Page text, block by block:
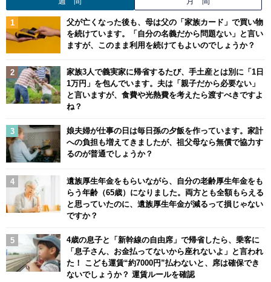
父が亡くなった後も、母は父の「家族カード」で買い物
を続けています。「自分の名義だから問題ない」と言い
ますが、このまま利用を続けてもよいのでしょうか？
家族3人で義実家に帰省するたび、手土産とは別に「1日
1万円」を包んでいます。夫は「親子だから必要ない」
と言いますが、食費や光熱費を考えたら渡すべきですよ
ね？
娘夫婦が仕事の日は毎日孫の夕飯を作っています。家計
への負担も増えてきましたが、祖父母なら無償で協力す
るのが普通でしょうか？
遺族厚生年金をもらいながら、自分の老齢厚生年金をも
らう年齢（65歳）になりました。両方とも全額もらえる
と思っていたのに、遺族厚生年金が減るって損じゃない
ですか？
4歳の息子と「新幹線の自由席」で帰省したら、乗客に
「息子さん、お金払ってないから座れないよ」と言われ
た！ こども運賃“約7000円”払わないと、席は確保でき
ないでしょうか？ 運賃ルールを確認